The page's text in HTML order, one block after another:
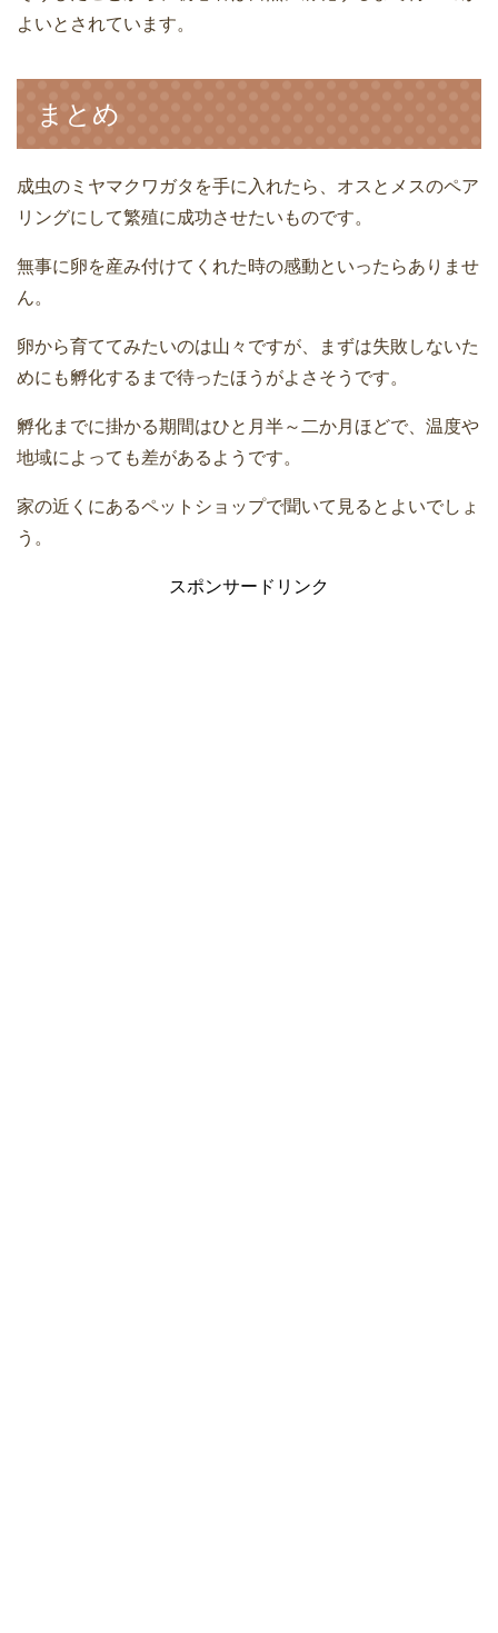
よいとされています。
まとめ
成虫のミヤマクワガタを手に入れたら、オスとメスのペア
リングにして繁殖に成功させたいものです。
無事に卵を産み付けてくれた時の感動といったらありませ
ん。
卵から育ててみたいのは山々ですが、まずは失敗しないた
めにも孵化するまで待ったほうがよさそうです。
孵化までに掛かる期間はひと月半～二か月ほどで、温度や
地域によっても差があるようです。
家の近くにあるペットショップで聞いて見るとよいでしょ
う。
スポンサードリンク